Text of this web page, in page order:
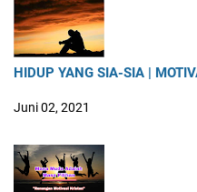
HIDUP YANG SIA-SIA |
Juni 02, 2021